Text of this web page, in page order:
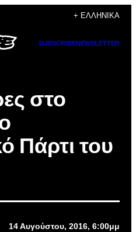
+ ΕΛΛΗΝΙΚΆ
SUBSCRIBENEWSLETTER
στο
Πάρτι του
14 Αυγούστου, 2016, 6:00μμ